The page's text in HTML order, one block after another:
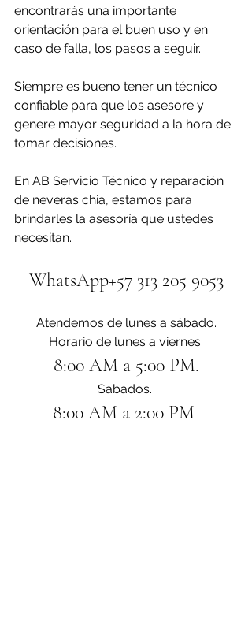
encontrarás una importante
orientación para el buen uso y en
caso de falla, los pasos a seguir.
Siempre es bueno tener un técnico
confiable para que los asesore y
genere mayor seguridad a la hora de
tomar decisiones.
En AB Servicio Técnico y reparación
de neveras chia, estamos para
brindarles la asesoría que ustedes
necesitan.
WhatsApp+57 313 205 9053
Atendemos de lunes a sábado.
Horario de lunes a viernes.
8:00 AM a 5:00 PM.
Sabados.
8:00 AM a 2:00 PM